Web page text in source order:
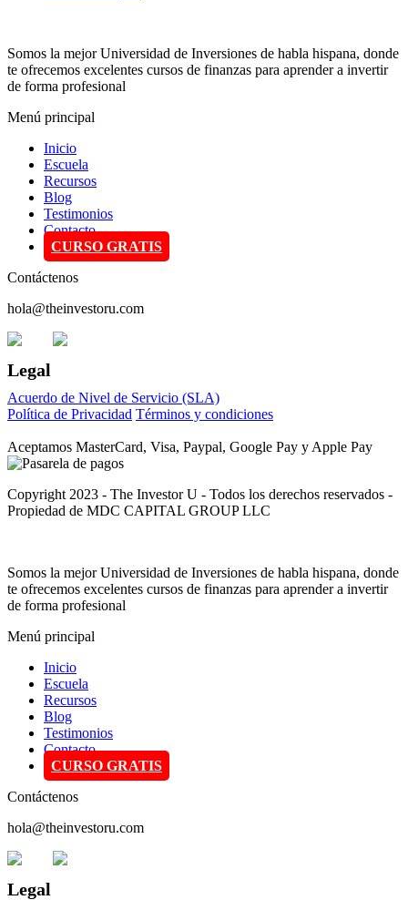
Somos la mejor Universidad de Inversiones de habla hispana, donde
te ofrecemos excelentes cursos de finanzas para aprender a invertir
de forma profesional
Menú principal
Inicio
Escuela
Recursos
Blog
Testimonios
Contacto
CURSO GRATIS
Contáctenos
hola@theinvestoru.com
Legal
Acuerdo de Nivel de Servicio (SLA)
Política de Privacidad Términos y condiciones
Aceptamos MasterCard, Visa, Paypal, Google Pay y Apple Pay
Copyright 2023 - The Investor U - Todos los derechos reservados -
Propiedad de MDC CAPITAL GROUP LLC
Somos la mejor Universidad de Inversiones de habla hispana, donde
te ofrecemos excelentes cursos de finanzas para aprender a invertir
de forma profesional
Menú principal
Inicio
Escuela
Recursos
Blog
Testimonios
Contacto
CURSO GRATIS
Contáctenos
hola@theinvestoru.com
Legal